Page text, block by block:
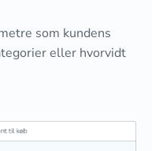
som kundens
eller hvorvidt